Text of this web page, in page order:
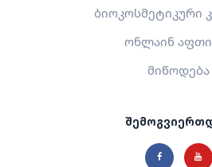
ბიოკოსმეტიკური
ონლაინ
მიწოდება